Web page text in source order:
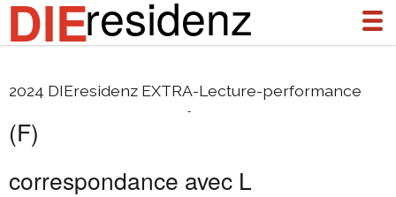
DIEresidenz
à propos
actualités
archives
2024 DIEresidenz EXTRA-Lecture-performance
Joanna Mico et Lydia Boukhirane
(F)
correspondance avec L